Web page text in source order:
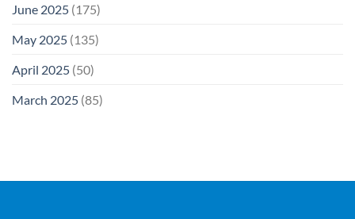
June 2025 (175)
May 2025 (135)
April 2025 (50)
March 2025 (85)